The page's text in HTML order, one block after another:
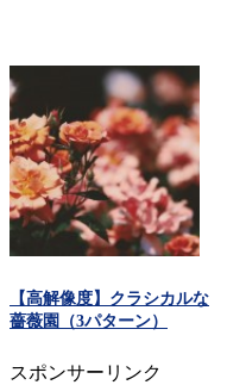
【高解像度】クラシカルな
薔薇園（3パターン）
スポンサーリンク